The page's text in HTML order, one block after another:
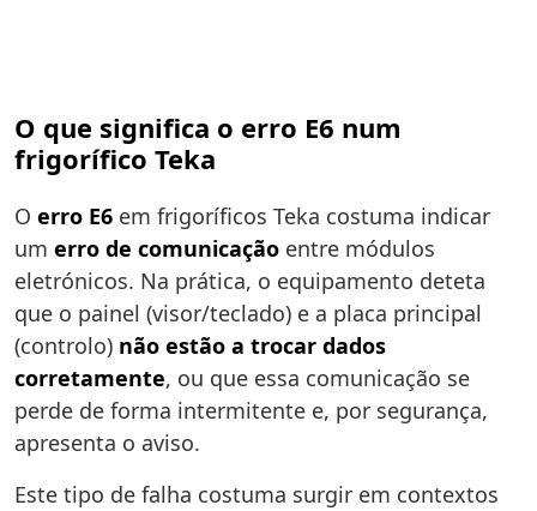
O que significa o erro E6 num
frigorífico Teka
O erro E6 em frigoríficos Teka costuma indicar
um erro de comunicação entre módulos
eletrónicos. Na prática, o equipamento deteta
que o painel (visor/teclado) e a placa principal
(controlo) não estão a trocar dados
corretamente, ou que essa comunicação se
perde de forma intermitente e, por segurança,
apresenta o aviso.
Este tipo de falha costuma surgir em contextos